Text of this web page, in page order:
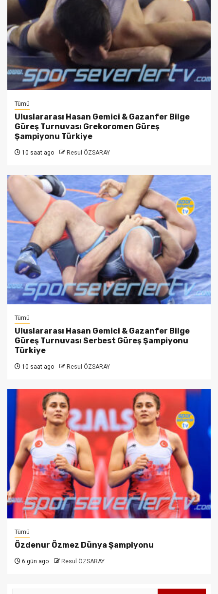
Tümü
Uluslararası Hasan Gemici & Gazanfer Bilge
Güreş Turnuvası Grekoromen Güreş
Şampiyonu Türkiye
10 saat ago Resul ÖZSARAY
Tümü
Uluslararası Hasan Gemici & Gazanfer Bilge
Güreş Turnuvası Serbest Güreş Şampiyonu
Türkiye
10 saat ago Resul ÖZSARAY
Tümü
Özdenur Özmez Dünya Şampiyonu
6 gün ago Resul ÖZSARAY